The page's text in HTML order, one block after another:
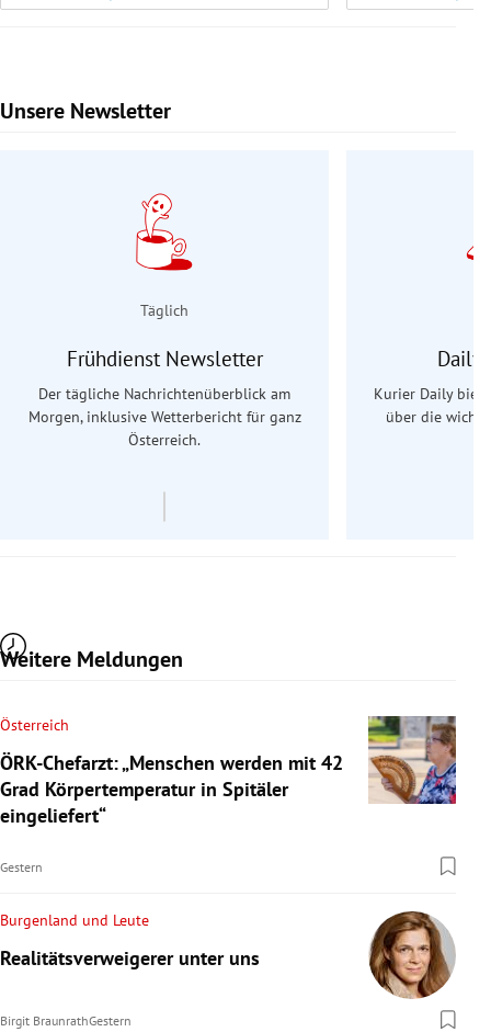
Unsere Newsletter
Slide 1 von 9
Täglich
Frühdienst Newsletter
Der tägliche Nachrichtenüberblick am
Morgen, inklusive Wetterbericht für ganz
Österreich.
Daily
Kurier Daily
über die
Weitere Meldungen
Österreich
ÖRK-Chefarzt: „Menschen werden mit 42
Grad Körpertemperatur in Spitäler
eingeliefert“
Gestern
Burgenland und Leute
Realitätsverweigerer unter uns
Birgit BraunrathGestern